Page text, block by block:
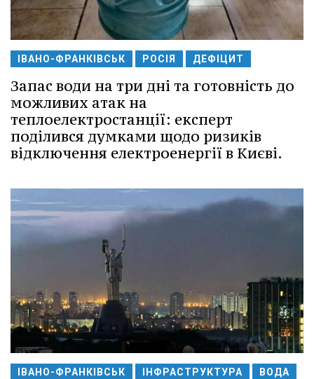
ІВАНО-ФРАНКІВСЬК РОСІЯ ДЕФІЦИТ
Запас води на три дні та готовність до
можливих атак на
теплоелектростанції: експерт
поділився думками щодо ризиків
відключення електроенергії в Києві.
ІВАНО-ФРАНКІВСЬК ІНФРАСТРУКТУРА ВОДА